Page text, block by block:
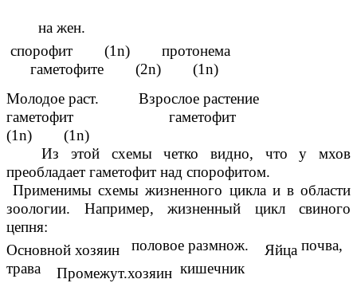
на жен.
спорофит (1n) протонема
гаметофите (2n) (1n)
Молодое раст. Взрослое растение
гаметофит гаметофит
(1n) (1n)
Из этой схемы четко видно, что у мхов
преобладает гаметофит над спорофитом.
Применимы схемы жизненного цикла и в области
зоологии. Например, жизненный цикл свиного
цепня:
Основной хозяин половое размнож. Яйца почва,
трава Промежут.хозяин кишечник